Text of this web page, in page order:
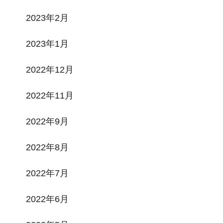
2023年2月
2023年1月
2022年12月
2022年11月
2022年9月
2022年8月
2022年7月
2022年6月